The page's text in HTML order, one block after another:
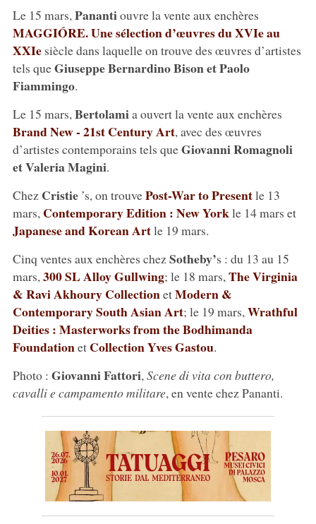
Le 15 mars, Panantiouvre la vente aux enchères
MAGGIÓRE. Une sélection d’œuvres du XVIe au
XXIesiècle dans laquelle on trouve des œuvres d’artistes
tels queGiuseppe Bernardino Bison et Paolo
Fiammingo.
Le 15 mars, Bertolamia ouvert la vente aux enchères
Brand New - 21st Century Art, avec des œuvres
d’artistes contemporains tels queGiovanni Romagnoli
et Valeria Magini.
Chez Cristie’s, on trouvePost-War to Presentle 13
mars, Contemporary Edition : New Yorkle 14 mars et
Japanese and Korean Artle 19 mars.
Cinq ventes aux enchères chezSotheby’s : du 13 au 15
mars, 300 SL Alloy Gullwing; le 18 mars, The Virginia
& Ravi Akhoury CollectionetModern &
Contemporary South Asian Art; le 19 mars, Wrathful
Deities : Masterworks from the Bodhimanda
Foundationet Collection Yves Gastou.
Photo : Giovanni Fattori, Scene di vita con buttero,
cavalli e campamento militare, en vente chez Pananti.